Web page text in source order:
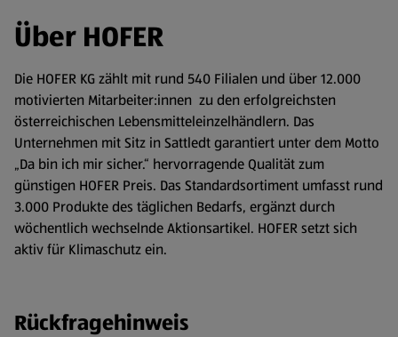
Über HOFER
Die HOFER KG zählt mit rund 540 Filialen und über 12.000
motivierten Mitarbeiter:innen zu den erfolgreichsten
österreichischen Lebensmitteleinzelhändlern. Das
Unternehmen mit Sitz in Sattledt garantiert unter dem Motto
„Da bin ich mir sicher.“ hervorragende Qualität zum
günstigen HOFER Preis. Das Standardsortiment umfasst rund
3.000 Produkte des täglichen Bedarfs, ergänzt durch
wöchentlich wechselnde Aktionsartikel. HOFER setzt sich
aktiv für Klimaschutz ein.
Rückfragehinweis